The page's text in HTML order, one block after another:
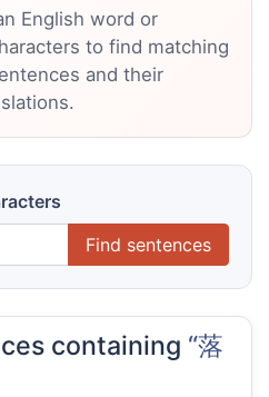
English word or
to find matching
and their
Find sentences
containing “落